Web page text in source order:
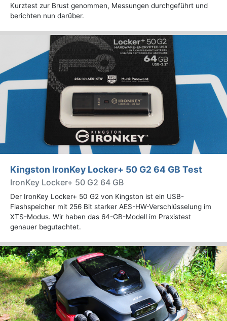
Kurztest zur Brust genommen, Messungen durchgeführt und
berichten nun darüber.
Kingston IronKey Locker+ 50 G2 64 GB Test
IronKey Locker+ 50 G2 64 GB
Der IronKey Locker+ 50 G2 von Kingston ist ein USB-
Flashspeicher mit 256 Bit starker AES-HW-Verschlüsselung im
XTS-Modus. Wir haben das 64-GB-Modell im Praxistest
genauer begutachtet.